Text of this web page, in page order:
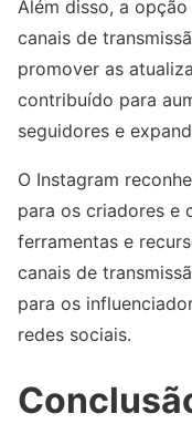
Além disso, a
canais de
promover as
contribuído para
seguidores e
O Instagram
para os criadores e
ferramentas e
canais de
para os
redes sociais.